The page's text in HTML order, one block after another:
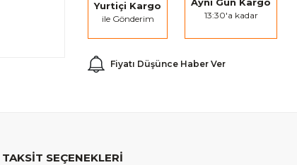
Yurtiçi Kargo
ile Gönderim 13:30'a kadar
Fiyatı Düşünce Haber Ver
TAKSIT SEÇENEKLERI